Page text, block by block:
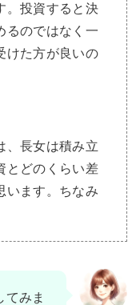
。投資すると決
るのではなく一
けた方が良いの
、長女は積み立
とどのくらい差
います。ちなみ
てみま